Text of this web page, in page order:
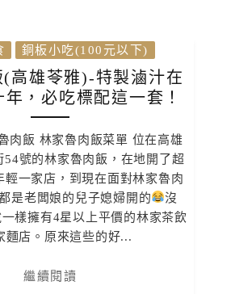
銅板小吃(100元以下)
(高雄苓雅)-特製滷汁在
，必吃標配這一套！
肉飯 林家魯肉飯菜單 位在高雄
54號的林家魯肉飯，在地開了超
輕一家店，到現在面對林家魯肉
是老闆娘的兒子媳婦開的
沒
樣擁有4星以上平價的林家茶飲
麵店。原來這些的好...
繼續閱讀